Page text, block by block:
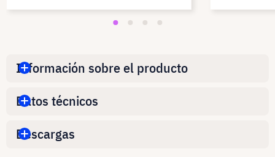
Información sobre el producto
Datos técnicos
Descargas